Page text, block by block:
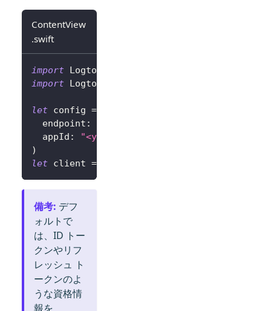
ContentView
.swift
import Logto
import LogtoClient
let config =
  endpoint
:
  appId
:
"<your-app-id>"
)
let client =
備考: デフ
ォルトで
は、ID トー
クンやリフ
レッシュ ト
ークンのよ
うな資格情
報を